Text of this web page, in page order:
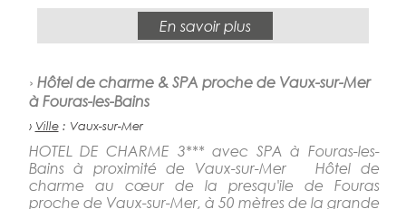
En savoir plus
› Hôtel de charme & SPA proche de Vaux-sur-Mer
à Fouras-les-Bains
› Ville: Vaux-sur-Mer
HOTEL DE CHARME 3*** avec SPA à Fouras-les-
Bains à proximité de Vaux-sur-Mer Hôtel de
charme au cœur de la presqu'ile de Fouras
proche de Vaux-sur-Mer, à 50 mètres de la grande